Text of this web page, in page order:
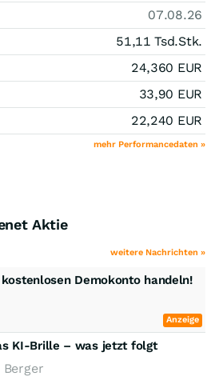
07.08.26
51,11 Tsd.Stk.
24,360 EUR
33,90 EUR
22,240 EUR
mehr Performancedaten »
Aktie
weitere Nachrichten »
Demokonto handeln!
Anzeige
KI-Brille – was jetzt folgt